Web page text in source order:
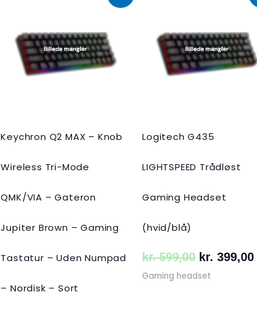
Keychron Q2 MAX – Knob
Wireless Tri-Mode
QMK/VIA – Gateron
Jupiter Brown – Gaming
Tastatur – Uden Numpad
– Nordisk – Sort
oprindelige
var:
kr. 2.190,00.
aktuelle
er:
kr. 1.465,00.
Logitech G435
LIGHTSPEED Trådløst
Gaming Headset
(hvid/blå)
kr.599,00
var:
kr. 599,00.
kr. 399,00
Gaming headset